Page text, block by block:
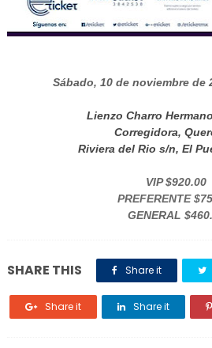
Sábado, 10 de noviembre de
Lienzo Charro
Corregidora,
Riviera del Rio s/n, El
VIP $920.00
PREFERENTE
GENERAL
SHARE THIS Share it
Share it Share it